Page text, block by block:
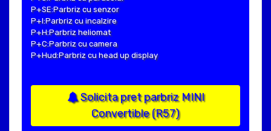
P+SE:Parbriz cu senzor
P+I:Parbriz cu incalzire
P+H:Parbriz heliomat
P+C:Parbriz cu camera
P+Hud:Parbriz cu head up display
Solicita pret parbriz MINI
Convertible (R57)